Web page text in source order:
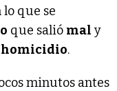
lo que se
que salió mal y
homicidio.
minutos antes